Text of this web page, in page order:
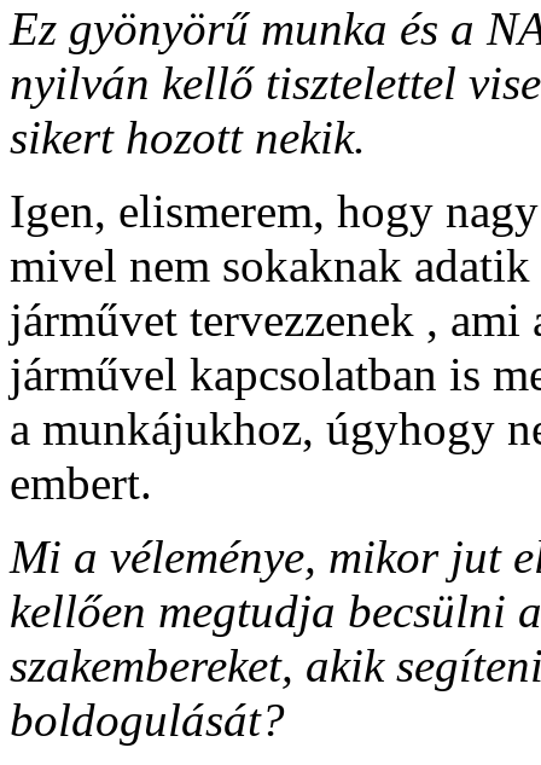
Ez gyönyörű munka és a
nyilván kellő tisztelettel
sikert hozott nekik.
Igen, elismerem, hogy
mivel nem sokaknak
járművet tervezzenek ,
járművel kapcsolatban is
a munkájukhoz, úgyhogy
embert.
Mi a véleménye, mikor jut
kellően megtudja becsülni
szakembereket, akik
boldogulását?